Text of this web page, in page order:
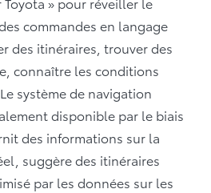
commandes en langage
des itinéraires, trouver des
connaître les conditions
système de navigation
disponible par le biais
des informations sur la
suggère des itinéraires
par les données sur les